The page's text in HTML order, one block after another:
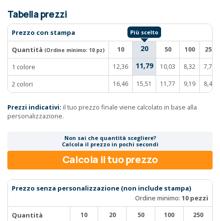
Tabella prezzi
Prezzo con stampa
Quantità (Ordine minimo: 10 pz) 10 20 50 100 250
1 colore 12,36 11,79 10,03 8,32 7,71
2 colori 16,46 15,51 11,77 9,19 8,40
Prezzi indicativi: il tuo prezzo finale viene calcolato in base alla
personalizzazione.
Non sai che quantità scegliere?
Calcola il prezzo in pochi secondi
Calcola il tuo prezzo
Prezzo senza personalizzazione (non include stampa)
Ordine minimo: 10 pezzi
Quantità
10 20 50 100 250